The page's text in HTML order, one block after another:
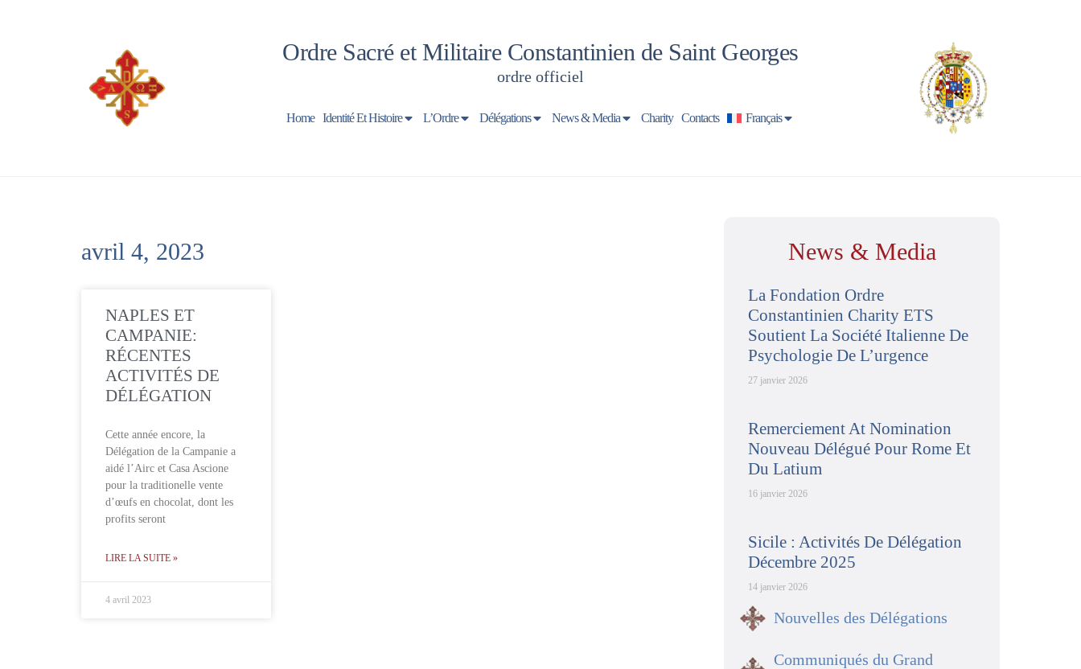
Ordre Sacré et Militaire Constantinien de Saint Georges
ordre officiel
Home Identité Et Histoire L’Ordre Délégations News & Media Charity Contacts Français
avril 4, 2023
NAPLES ET
CAMPANIE:
RÉCENTES
ACTIVITÉS DE
DÉLÉGATION
Cette année encore, la
Délégation de la Campanie a
aidé l’Airc et Casa Ascione
pour la traditionelle vente
d’œufs en chocolat, dont les
profits seront
LIRE LA SUITE »
4 avril 2023
News & Media
La Fondation Ordre
Constantinien Charity ETS
Soutient La Société Italienne De
Psychologie De L’urgence
27 janvier 2026
Remerciement At Nomination
Nouveau Délégué Pour Rome Et
Du Latium
16 janvier 2026
Sicile : Activités De Délégation
Décembre 2025
14 janvier 2026
Nouvelles des Délégations
Communiqués du Grand